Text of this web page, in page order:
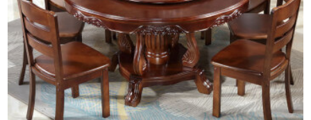
ブルの+10椅子